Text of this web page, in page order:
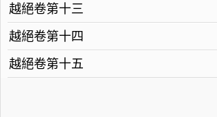
越絕卷第十三
越絕卷第十四
越絕卷第十五